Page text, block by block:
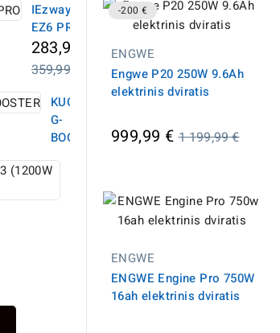
IEzway
EZ6 PRO
283,99 €
Įprasta
kaina
359,99 €
KUGOO
G-
BOOSTER
(1200W
899,99 €
Įprasta
1 059,99 €
-200 €
ENGWE
Engwe P20 250W 9.6Ah
elektrinis dviratis
999,99 €Įprasta
1 199,99 €
ENGWE
ENGWE Engine Pro 750W
16ah elektrinis dviratis